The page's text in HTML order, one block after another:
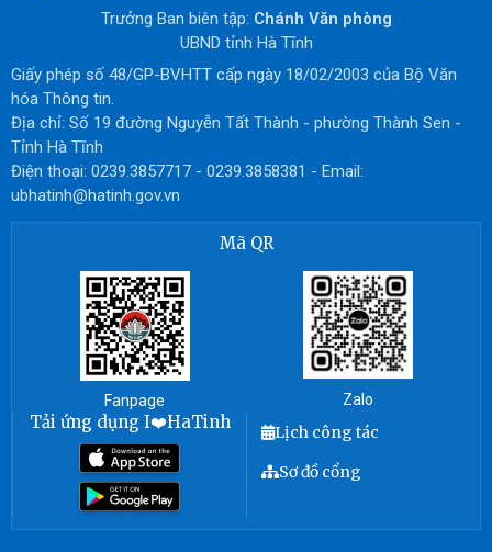
Trưởng Ban biên tập: Chánh Văn phòng
UBND tỉnh Hà Tĩnh
Giấy phép số 48/GP-BVHTT cấp ngày 18/02/2003 của Bộ Văn
hóa Thông tin.
Địa chỉ: Số 19 đường Nguyễn Tất Thành - phường Thành Sen -
Tỉnh Hà Tĩnh
Điện thoại: 0239.3857717 - 0239.3858381 - Email:
ubhatinh@hatinh.gov.vn
Mã QR
Fanpage Zalo
Tải ứng dụng I❤️HaTinh
Lịch công tác
Sơ đồ cổng